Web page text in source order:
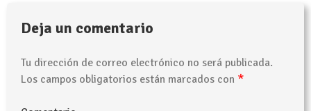
Deja un comentario
Tu dirección de correo electrónico no será publicada.
Los campos obligatorios están marcados con *